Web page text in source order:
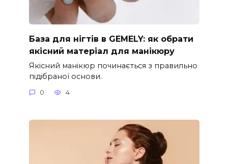
База для нігтів в GEMELY: як обрати
якісний матеріал для манікюру
Якісний манікюр починається з правильно
підібраної основи.
0 4